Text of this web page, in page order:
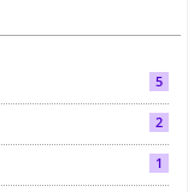
5
2
1